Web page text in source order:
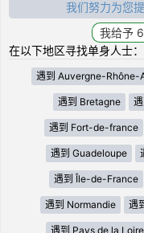
我们努力为您
在以下地区寻找单身人士
遇到 Auvergne-Rhône-
遇到 Bretagne
遇到 Fort-de-france
遇到 Guadeloupe
遇到 Île-de-France
遇到 Normandie 遇
遇到 Pays de la Loire